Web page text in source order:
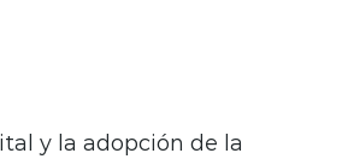
y la adopción de la